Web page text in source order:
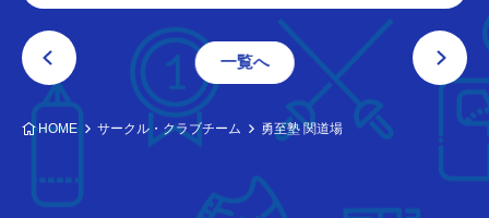
一覧へ
HOME サークル・クラブチーム 勇至塾 関道場